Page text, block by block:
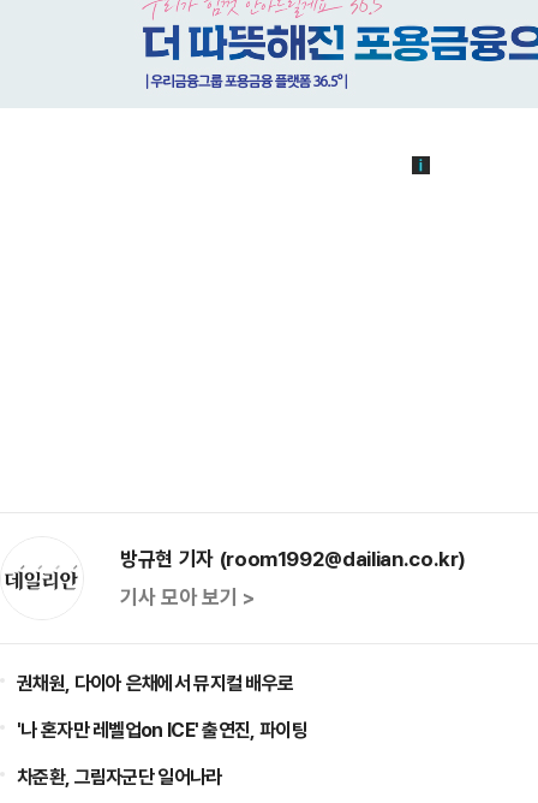
방규현 기자 (room1992@dailian.co.kr)
기사 모아 보기 >
권채원, 다이아 은채에서 뮤지컬 배우로
'나 혼자만 레벨업on ICE' 출연진, 파이팅
차준환, 그림자군단 일어나라